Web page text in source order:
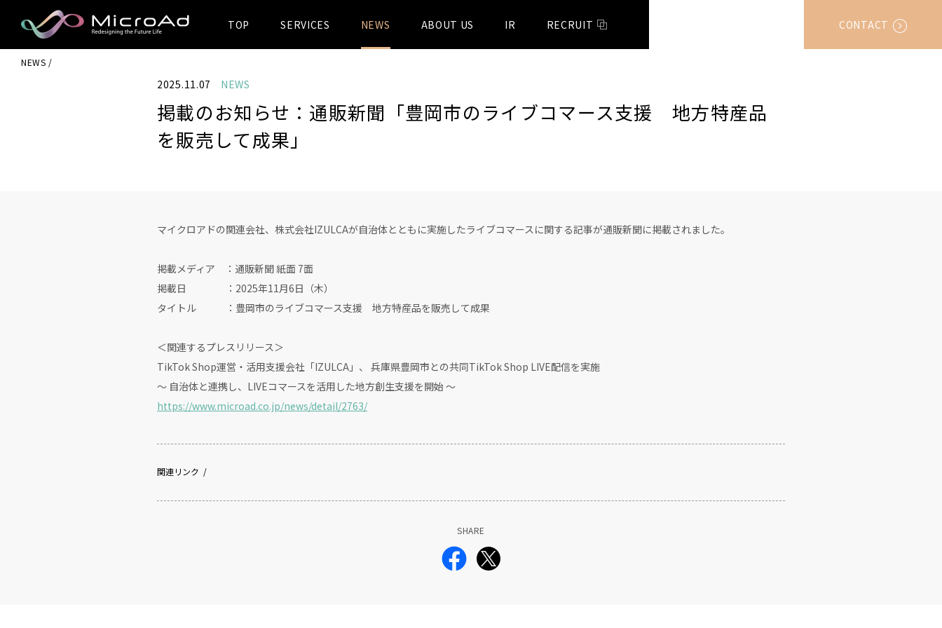
MicroAd -
Redesigning
the Future Life
TOP SERVICES NEWS ABOUT US IR RECRUIT CONTACT
NEWS
2025.11.07 NEWS
掲載のお知らせ：通販新聞「豊岡市のライブコマース支援 地方特産品
を販売して成果」
マイクロアドの関連会社、株式会社IZULCAが自治体とともに実施したライブコマースに関する記事が通販新聞に掲載されました。
掲載メディア ：通販新聞 紙面 7面
掲載日 ：2025年11月6日（木）
タイトル ：豊岡市のライブコマース支援 地方特産品を販売して成果
＜関連するプレスリリース＞
TikTok Shop運営・活用支援会社「IZULCA」、 兵庫県豊岡市との共同TikTok Shop LIVE配信を実施
〜 自治体と連携し、LIVEコマースを活用した地方創生支援を開始 〜
https://www.microad.co.jp/news/detail/2763/
関連リンク
SHARE